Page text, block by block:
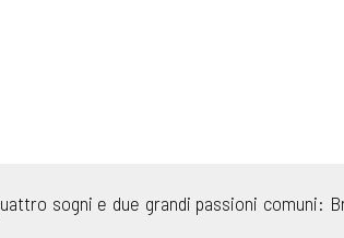
sogni e due grandi passioni comuni: